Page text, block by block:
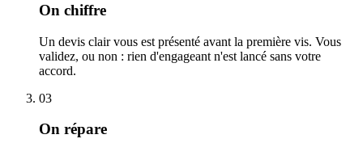
On chiffre
Un devis clair vous est présenté avant la première vis. Vous
validez, ou non : rien d'engageant n'est lancé sans votre
accord.
03
On répare